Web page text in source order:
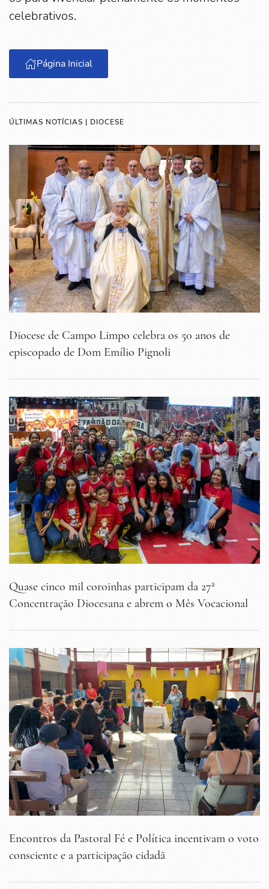
celebrativos.
Página Inicial
ÚLTIMAS NOTÍCIAS | DIOCESE
Diocese de Campo Limpo celebra os 50 anos de
episcopado de Dom Emílio Pignoli
Quase cinco mil coroinhas participam da 27ª
Concentração Diocesana e abrem o Mês Vocacional
Encontros da Pastoral Fé e Política incentivam o voto
consciente e a participação cidadã